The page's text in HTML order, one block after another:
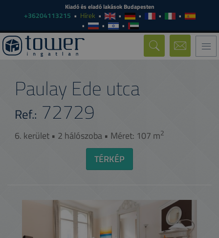
Kiadó és eladó lakások Budapesten
+36204113215 Hírek
Paulay Ede utca
Ref.: 72729
6. kerület • 2 hálószoba • Méret: 107 m2
TÉRKÉP